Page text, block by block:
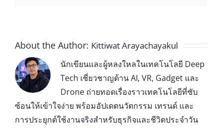
About the Author: Kittiwat Arayachayakul
นักเขียนและผู้หลงใหลในเทคโนโลยี Deep
Tech เชี่ยวชาญด้าน AI, VR, Gadget และ
Drone ถ่ายทอดเรื่องราวเทคโนโลยีที่ซับ
ซ้อนให้เข้าใจง่าย พร้อมอัปเดตนวัตกรรม เทรนด์ และ
การประยุกต์ใช้งานจริงสำหรับธุรกิจและชีวิตประจำวัน